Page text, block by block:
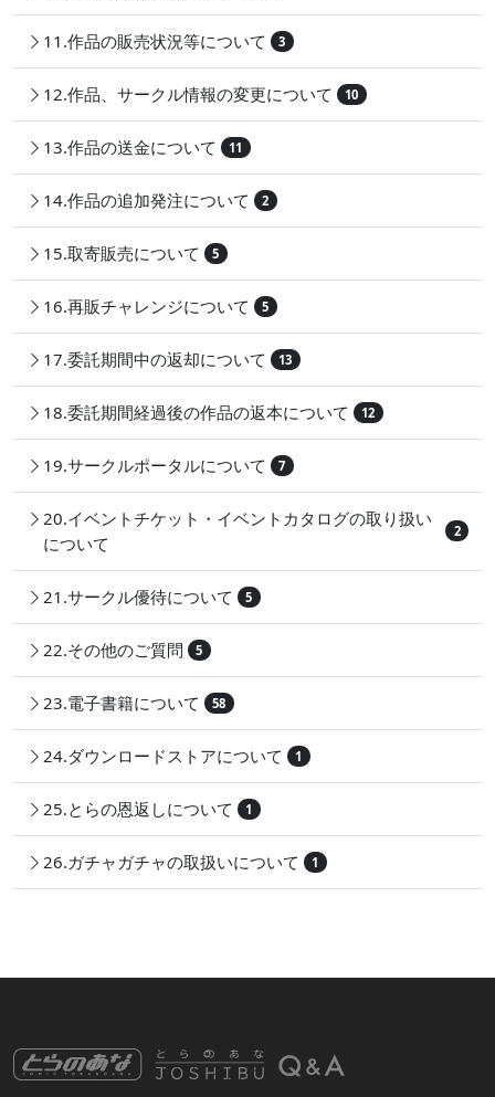
11.作品の販売状況等について 3
12.作品、サークル情報の変更について 10
13.作品の送金について 11
14.作品の追加発注について 2
15.取寄販売について 5
16.再販チャレンジについて 5
17.委託期間中の返却について 13
18.委託期間経過後の作品の返本について 12
19.サークルポータルについて 7
20.イベントチケット・イベントカタログの取り扱い
について
2
21.サークル優待について 5
22.その他のご質問 5
23.電子書籍について 58
24.ダウンロードストアについて 1
25.とらの恩返しについて 1
26.ガチャガチャの取扱いについて 1